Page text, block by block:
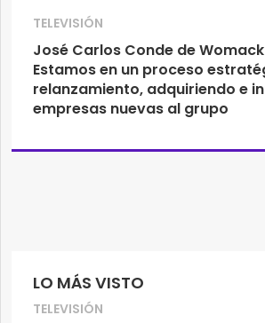
LO MÁS VISTO
TELEVISIÓN
TELEVISIÓN
José Carlos Conde de
Estamos en un proceso
relanzamiento, adquiriendo e
empresas nuevas al grupo